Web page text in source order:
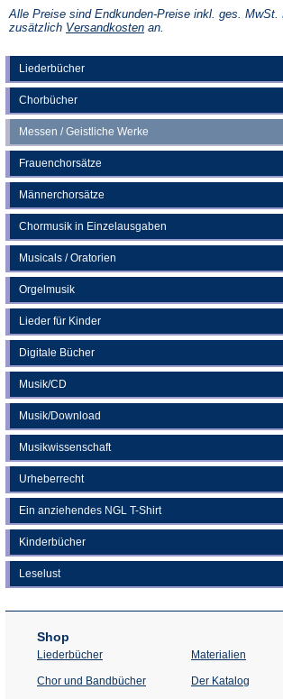
Liederbücher
Chorbücher
Messen / Geistliche Werke
Frauenchorsätze
Männerchorsätze
Chormusik in Einzelausgaben
Musicals / Oratorien
Orgelmusik
Lieder für Kinder
Digitale Bücher
Musik/CD
Musik/Download
Musikwissenschaft
Urheberrecht
Ein anziehendes NGL T-Shirt
Kinderbücher
Leselust
einem
neuen
Alle Preise sind Endkunden-Preise inkl. ges.
zusätzlich Versandkosten(Öffnet
an.
Shop
Liederbücher
Chor und Bandbücher
Materialien
Der Katalog